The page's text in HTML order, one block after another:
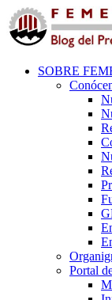
SOBRE
Portal